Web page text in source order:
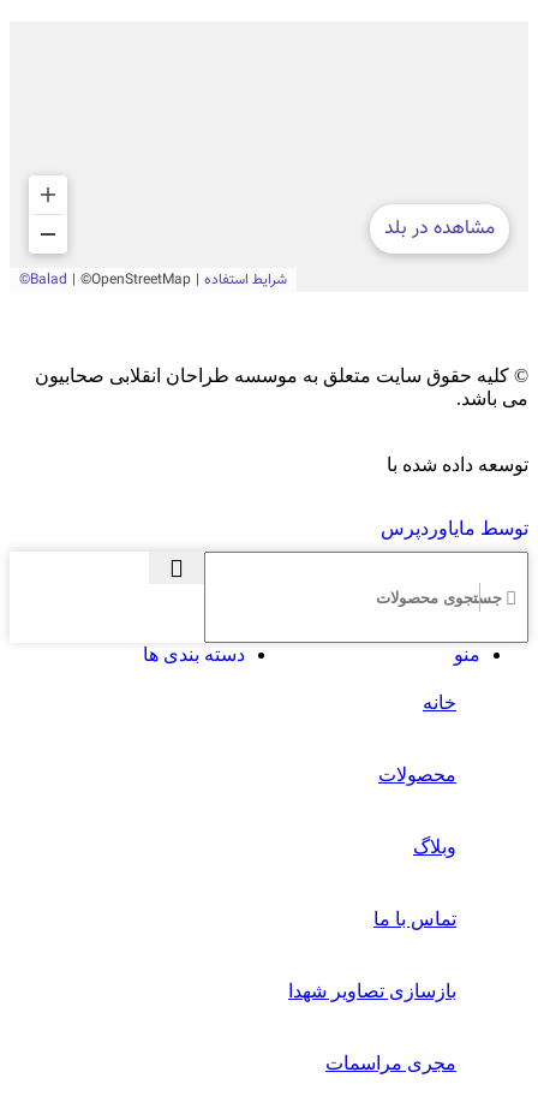
© کلیه حقوق سایت متعلق به موسسه طراحان انقلابی صحابیون
می باشد.
توسعه داده شده با
توسط مایاوردپرس
منو دسته بندی ها
خانه
محصولات
وبلاگ
تماس با ما
بازسازی تصاویر شهدا
مجری مراسمات